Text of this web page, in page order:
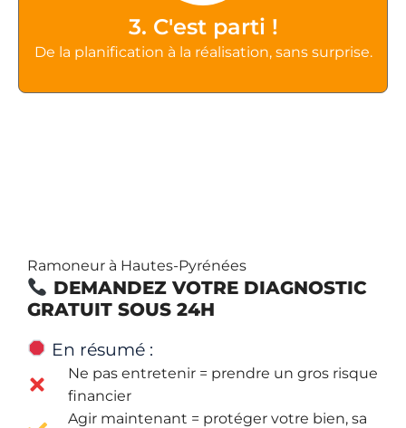
3. C'est parti !
De la planification à la réalisation, sans surprise.
Ramoneur à Hautes-Pyrénées
DEMANDEZ VOTRE DIAGNOSTIC
GRATUIT SOUS 24H
En résumé :
Ne pas entretenir = prendre un gros risque
financier
Agir maintenant = protéger votre bien, sa